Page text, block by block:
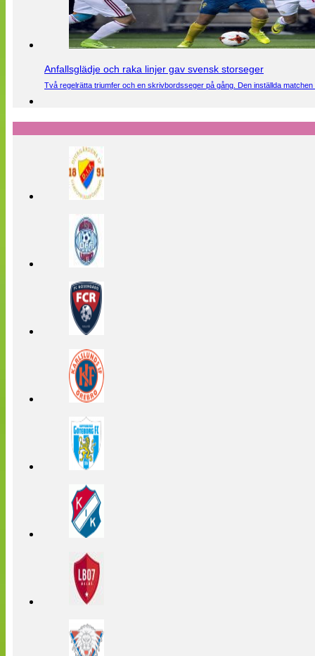
Anfallsglädje och raka linjer gav svensk storseger
Två regelrätta triumfer och en skrivbordsseger på gång. Den inställda